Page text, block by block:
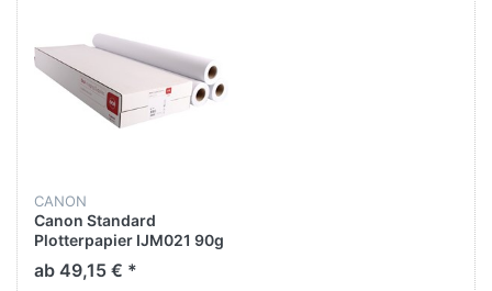
CANON
Canon Standard
Plotterpapier IJM021 90g
91,4cmx50m ws 3
St./Pack.
ab 49,15 € *